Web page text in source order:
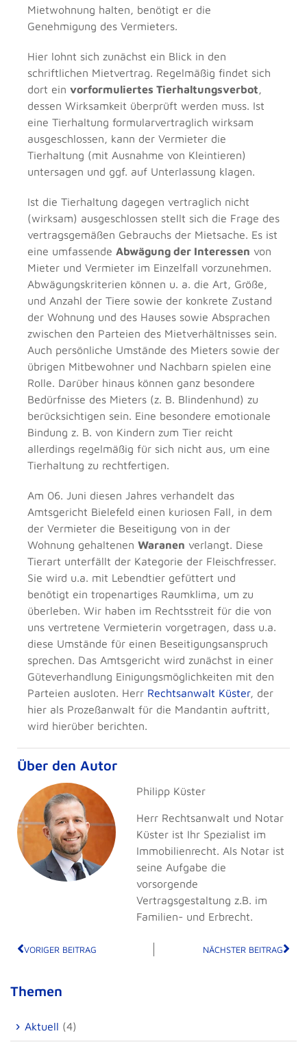
Mietwohnung halten, benötigt er die
Genehmigung des Vermieters.
Hier lohnt sich zunächst ein Blick in den
schriftlichen Mietvertrag. Regelmäßig findet sich
dort ein vorformuliertes Tierhaltungsverbot,
dessen Wirksamkeit überprüft werden muss. Ist
eine Tierhaltung formularvertraglich wirksam
ausgeschlossen, kann der Vermieter die
Tierhaltung (mit Ausnahme von Kleintieren)
untersagen und ggf. auf Unterlassung klagen.
Ist die Tierhaltung dagegen vertraglich nicht
(wirksam) ausgeschlossen stellt sich die Frage des
vertragsgemäßen Gebrauchs der Mietsache. Es ist
eine umfassende Abwägung der Interessen von
Mieter und Vermieter im Einzelfall vorzunehmen.
Abwägungskriterien können u. a. die Art, Größe,
und Anzahl der Tiere sowie der konkrete Zustand
der Wohnung und des Hauses sowie Absprachen
zwischen den Parteien des Mietverhältnisses sein.
Auch persönliche Umstände des Mieters sowie der
übrigen Mitbewohner und Nachbarn spielen eine
Rolle. Darüber hinaus können ganz besondere
Bedürfnisse des Mieters (z. B. Blindenhund) zu
berücksichtigen sein. Eine besondere emotionale
Bindung z. B. von Kindern zum Tier reicht
allerdings regelmäßig für sich nicht aus, um eine
Tierhaltung zu rechtfertigen.
Am 06. Juni diesen Jahres verhandelt das
Amtsgericht Bielefeld einen kuriosen Fall, in dem
der Vermieter die Beseitigung von in der
Wohnung gehaltenen Waranen verlangt. Diese
Tierart unterfällt der Kategorie der Fleischfresser.
Sie wird u.a. mit Lebendtier gefüttert und
benötigt ein tropenartiges Raumklima, um zu
überleben. Wir haben im Rechtsstreit für die von
uns vertretene Vermieterin vorgetragen, dass u.a.
diese Umstände für einen Beseitigungsanspruch
sprechen. Das Amtsgericht wird zunächst in einer
Güteverhandlung Einigungsmöglichkeiten mit den
Parteien ausloten. Herr Rechtsanwalt Küster, der
hier als Prozeßanwalt für die Mandantin auftritt,
wird hierüber berichten.
Über den Autor
Philipp Küster
Herr Rechtsanwalt und Notar
Küster ist Ihr Spezialist im
Immobilienrecht. Als Notar ist
seine Aufgabe die
vorsorgende
Vertragsgestaltung z.B. im
Familien- und Erbrecht.
VORIGER BEITRAG NÄCHSTER BEITRAG
Themen
Aktuell (4)